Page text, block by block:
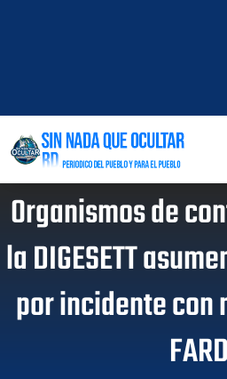
Organismos de
la DIGESETT
por incidente con
FARD